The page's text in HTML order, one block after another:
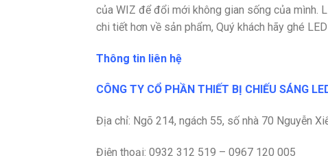
của WIZ để đổi mới không gian sống của mình.
chi tiết hơn về sản phẩm, Quý khách hãy ghé
Thông tin liên hệ
CÔNG TY CỔ PHẦN THIẾT BỊ CHIẾU SÁNG
Địa chỉ: Ngõ 214, ngách 55, số nhà 70 Nguyễn
Điện thoại: 0932 312 519 – 0967 120 005